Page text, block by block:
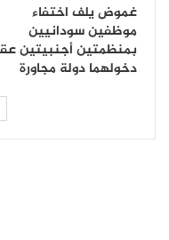
غموض يلف اختفاء
موظفين سودانيين
بمنظمتين أجنبيتين
دخولهما دولة مجاورة